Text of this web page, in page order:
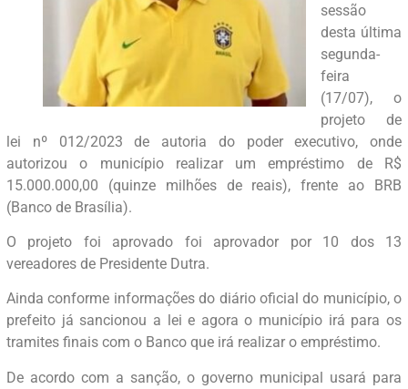
sessão
desta última
segunda-
feira
(17/07), o
projeto de
lei nº 012/2023 de autoria do poder executivo, onde
autorizou o município realizar um empréstimo de R$
15.000.000,00 (quinze milhões de reais), frente ao BRB
(Banco de Brasília).
O projeto foi aprovado foi aprovador por 10 dos 13
vereadores de Presidente Dutra.
Ainda conforme informações do diário oficial do município, o
prefeito já sancionou a lei e agora o município irá para os
tramites finais com o Banco que irá realizar o empréstimo.
De acordo com a sanção, o governo municipal usará para